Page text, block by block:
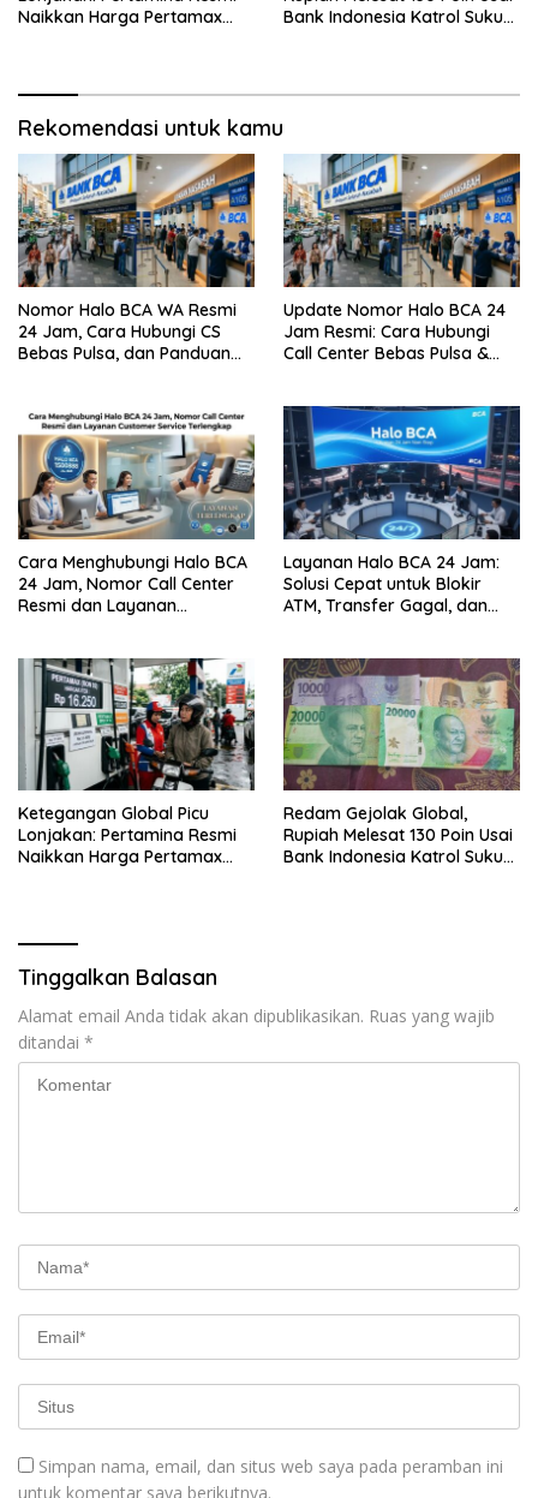
Naikkan Harga Pertamax
Bank Indonesia Katrol Suku
Rekomendasi untuk kamu
Nomor Halo BCA WA Resmi
24 Jam, Cara Hubungi CS
Bebas Pulsa, dan Panduan
Update Nomor Halo BCA 24
Jam Resmi: Cara Hubungi
Call Center Bebas Pulsa &
Cara Menghubungi Halo BCA
24 Jam, Nomor Call Center
Resmi dan Layanan
Layanan Halo BCA 24 Jam:
Solusi Cepat untuk Blokir
ATM, Transfer Gagal, dan
Ketegangan Global Picu
Lonjakan: Pertamina Resmi
Naikkan Harga Pertamax
Redam Gejolak Global,
Rupiah Melesat 130 Poin Usai
Bank Indonesia Katrol Suku
Tinggalkan Balasan
Alamat email Anda tidak akan dipublikasikan. Ruas yang wajib
ditandai *
Simpan nama, email, dan situs web saya pada peramban ini
untuk komentar saya berikutnya.